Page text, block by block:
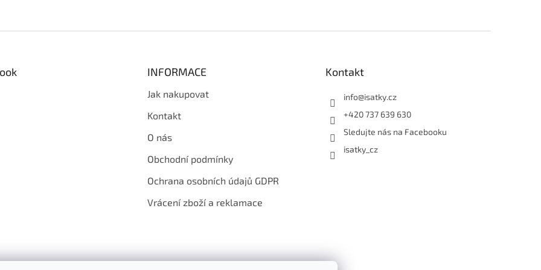
INFORMACE
Jak nakupovat
Kontakt
O nás
Obchodní podmínky
Ochrana osobních údajů GDPR
Vrácení zboží a reklamace
Kontakt
info@isatky.cz
+420 737 639 630
Sledujte nás na Facebooku
isatky_cz